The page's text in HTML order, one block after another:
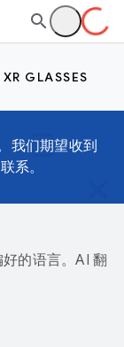
GLASSES
我们期望收到
系。
的语言。AI 翻